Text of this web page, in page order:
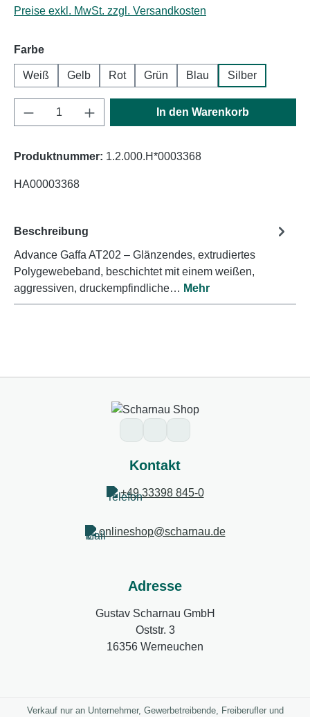
Preise exkl. MwSt. zzgl. Versandkosten
Farbeauswählen
Weiß Gelb Rot Grün Blau Silber
Produkt Anzahl: Gib den gewünschten
In den Warenkorb
Produktnummer: 1.2.000.H*0003368
HA00003368
Beschreibung
Advance Gaffa AT202 – Glänzendes, extrudiertes
Polygewebeband, beschichtet mit einem weißen,
aggressiven, druckempfindliche… Mehr
Kontakt
+49 33398 845-0
onlineshop@scharnau.de
Adresse
Gustav Scharnau GmbH
Oststr. 3
16356 Werneuchen
Verkauf nur an Unternehmer, Gewerbetreibende, Freiberufler und